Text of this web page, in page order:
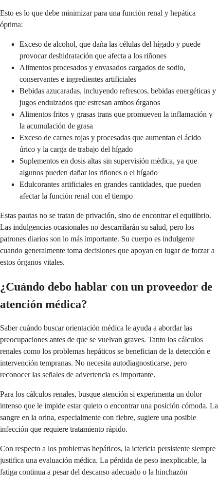
Esto es lo que debe minimizar para una función renal y hepática
óptima:
Exceso de alcohol, que daña las células del hígado y puede
provocar deshidratación que afecta a los riñones
Alimentos procesados y envasados cargados de sodio,
conservantes e ingredientes artificiales
Bebidas azucaradas, incluyendo refrescos, bebidas energéticas y
jugos endulzados que estresan ambos órganos
Alimentos fritos y grasas trans que promueven la inflamación y
la acumulación de grasa
Exceso de carnes rojas y procesadas que aumentan el ácido
úrico y la carga de trabajo del hígado
Suplementos en dosis altas sin supervisión médica, ya que
algunos pueden dañar los riñones o el hígado
Edulcorantes artificiales en grandes cantidades, que pueden
afectar la función renal con el tiempo
Estas pautas no se tratan de privación, sino de encontrar el equilibrio.
Las indulgencias ocasionales no descarrilarán su salud, pero los
patrones diarios son lo más importante. Su cuerpo es indulgente
cuando generalmente toma decisiones que apoyan en lugar de forzar a
estos órganos vitales.
¿Cuándo debo hablar con un proveedor de
atención médica?
Saber cuándo buscar orientación médica le ayuda a abordar las
preocupaciones antes de que se vuelvan graves. Tanto los cálculos
renales como los problemas hepáticos se benefician de la detección e
intervención tempranas. No necesita autodiagnosticarse, pero
reconocer las señales de advertencia es importante.
Para los cálculos renales, busque atención si experimenta un dolor
intenso que le impide estar quieto o encontrar una posición cómoda. La
sangre en la orina, especialmente con fiebre, sugiere una posible
infección que requiere tratamiento rápido.
Con respecto a los problemas hepáticos, la ictericia persistente siempre
justifica una evaluación médica. La pérdida de peso inexplicable, la
fatiga continua a pesar del descanso adecuado o la hinchazón